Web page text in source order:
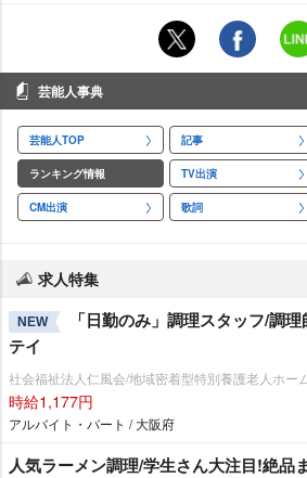
芸能人事典
芸能人TOP 記事
ランキング情報 TV出演
CM出演 歌詞
求人特集
NEW
「日勤のみ」調理スタッフ/調
テイ
社会福祉法人仁風会/地域密着型特別養護老人ホー
時給1,177円
アルバイト・パート / 大阪府
人気ラーメン調理/学生さん大注目!絶品